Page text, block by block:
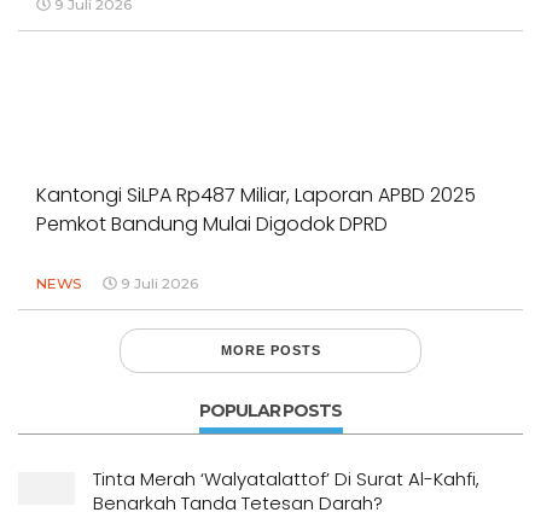
9 Juli 2026
Kantongi SiLPA Rp487 Miliar, Laporan APBD 2025
Pemkot Bandung Mulai Digodok DPRD
NEWS 9 Juli 2026
MORE POSTS
POPULAR POSTS
Tinta Merah ‘Walyatalattof’ Di Surat Al-Kahfi,
Benarkah Tanda Tetesan Darah?